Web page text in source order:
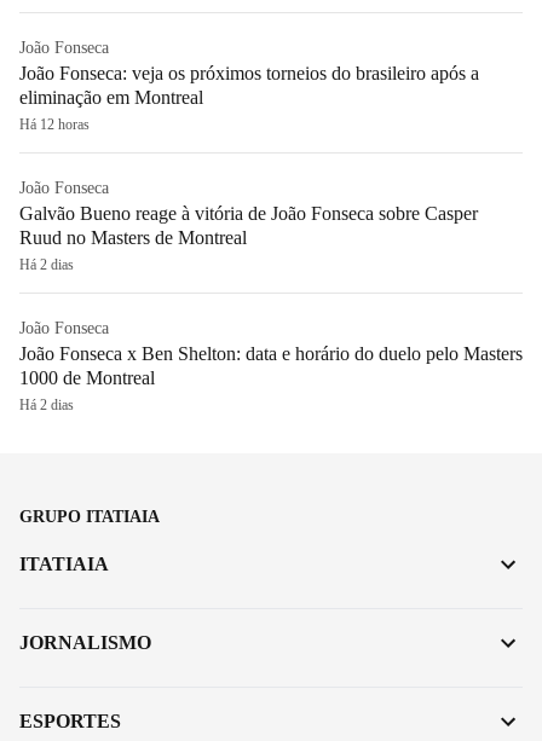
João Fonseca
João Fonseca: veja os próximos torneios do brasileiro após a
eliminação em Montreal
Há 12 horas
João Fonseca
Galvão Bueno reage à vitória de João Fonseca sobre Casper
Ruud no Masters de Montreal
Há 2 dias
João Fonseca
João Fonseca x Ben Shelton: data e horário do duelo pelo Masters
1000 de Montreal
Há 2 dias
GRUPO ITATIAIA
ITATIAIA
JORNALISMO
ESPORTES